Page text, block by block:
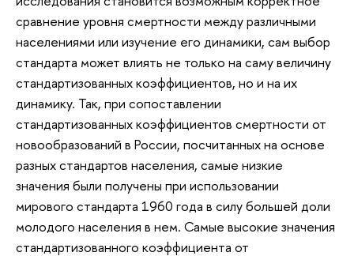
сравнение уровня смертности между различными
населениями или изучение его динамики, сам выбор
стандарта может влиять не только на саму величину
стандартизованных коэффициентов, но и на их
динамику. Так, при сопоставлении
стандартизованных коэффициентов смертности от
новообразований в России, посчитанных на основе
разных стандартов населения, самые низкие
значения были получены при использовании
мирового стандарта 1960 года в силу большей доли
молодого населения в нем. Самые высокие значения
стандартизованного коэффициента от